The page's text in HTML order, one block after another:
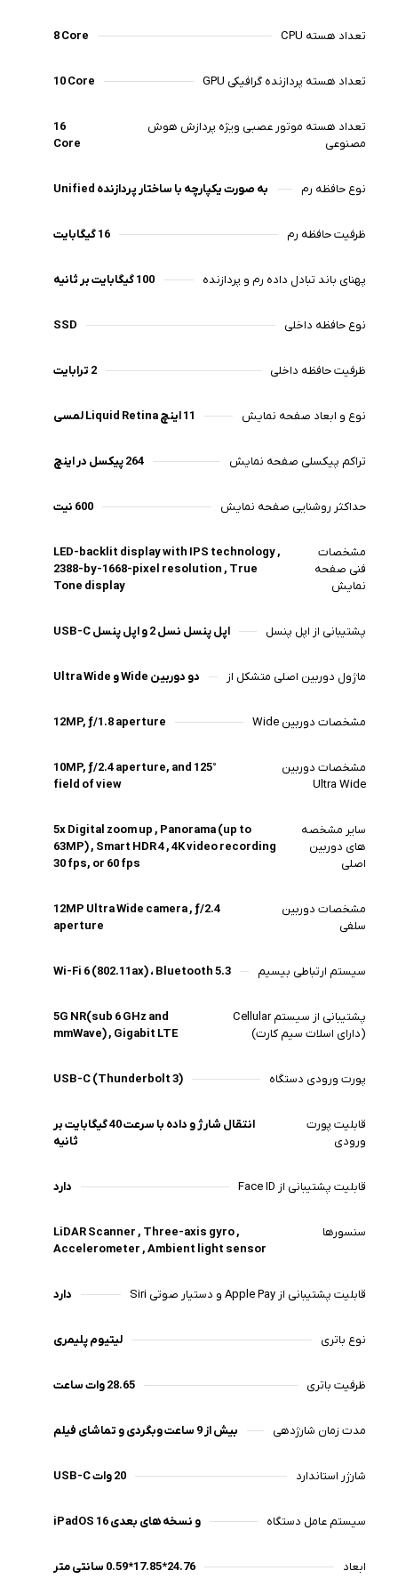
آن را به یک وسیله موثر در طراحی تبدیل می کند. این ویژگی به
نمایشگر است که تا فاصله ۱۲ میلی متری سطح می توانند سیگنال
مختلف تشخیص دهند.
تعداد هسته CPU 8 Core
تعداد هسته پردازنده گرافیکی GPU 10 Core
تعداد هسته موتور عصبی ویژه پردازش هوش
مصنوعی
16
Core
نوع حافظه رم Unified به صورت یکپارچه با ساختار پردازنده
ظرفیت حافظه رم 16 گیگابایت
پهنای باند تبادل داده رم و پردازنده 100 گیگابایت بر ثانیه
نوع حافظه داخلی SSD
ظرفیت حافظه داخلی 2 ترابایت
نوع و ابعاد صفحه نمایش 11 اینچ Liquid Retina لمسی
تراکم پیکسلی صفحه نمایش 264 پیکسل در اینچ
حداکثر روشنایی صفحه نمایش 600 نیت
مشخصات
فنی صفحه
نمایش
LED-backlit display with IPS technology ,
2388-by-1668-pixel resolution , True
Tone display
پشتیبانی از اپل پنسل اپل پنسل نسل 2 و اپل پنسل USB-C
ماژول دوربین اصلی متشکل از دو دوربین Wide و Ultra Wide
مشخصات دوربین Wide 12MP, ƒ/1.8 aperture
مشخصات دوربین
Ultra Wide
10MP, ƒ/2.4 aperture, and 125°
field of view
سایر مشخصه
های دوربین
اصلی
5x Digital zoom up , Panorama (up to
63MP) , Smart HDR 4 , 4K video recording
30 fps, or 60 fps
مشخصات دوربین
سلفی
12MP Ultra Wide camera , ƒ/2.4
aperture
سیستم ارتباطی بیسیم Wi-Fi 6 (802.11ax) ، Bluetooth 5.3
پشتیبانی از سیستم Cellular
(دارای اسلات سیم کارت)
5G NR(sub 6 GHz and
mmWave) , Gigabit LTE
پورت ورودی دستگاه USB-C (Thunderbolt 3)
قابلیت پورت
ورودی
انتقال شارژ و داده با سرعت 40 گیگابایت بر
ثانیه
قابلیت پشتیبانی از Face ID دارد
سنسورها
LiDAR Scanner , Three-axis gyro ,
Accelerometer , Ambient light sensor
قابلیت پشتیبانی از Apple Pay و دستیار صوتی Siri دارد
نوع باتری لیتیوم پلیمری
ظرفیت باتری 28.65 وات ساعت
مدت زمان شارژدهی بیش از 9 ساعت وبگردی و تماشای فیلم
شارژر استاندارد 20 وات USB-C
سیستم عامل دستگاه iPadOS 16 و نسخه های بعدی
ابعاد 24.76*17.85*0.59 سانتی متر